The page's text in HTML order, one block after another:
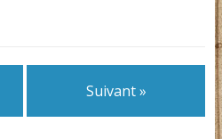
Suivant »